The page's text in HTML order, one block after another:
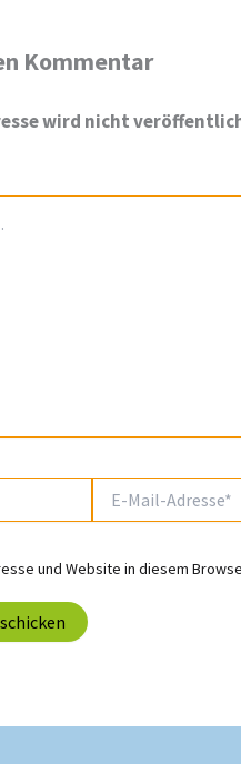
Kommentar
wird nicht
Mail-
und Website in diesem